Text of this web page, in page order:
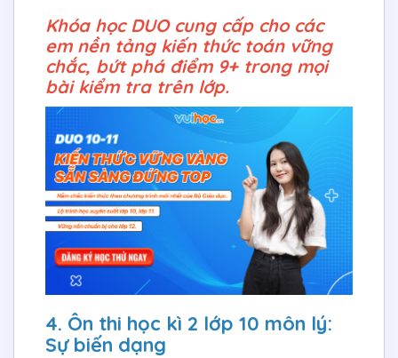
Khóa học DUO cung cấp cho các
em nền tảng kiến thức toán vững
chắc, bứt phá điểm 9+ trong mọi
bài kiểm tra trên lớp.
4. Ôn thi học kì 2 lớp 10 môn lý:
Sự biến dạng